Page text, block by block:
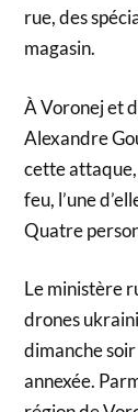
rue, des
magasin.
À Voronej et
Alexandre
cette attaque,
feu, l’une
Quatre
Le ministère
drones
dimanche
annexée.